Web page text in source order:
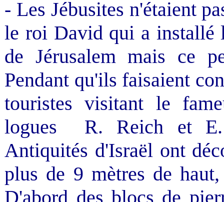
- Les Jébusites n'étaient
le roi David qui a installé
de Jérusalem mais ce
Pendant qu'ils faisaient
touristes visitant le
logues
R. Reich et
Antiquités d'Israël ont
plus de 9 mètres de
D'abord des blocs de